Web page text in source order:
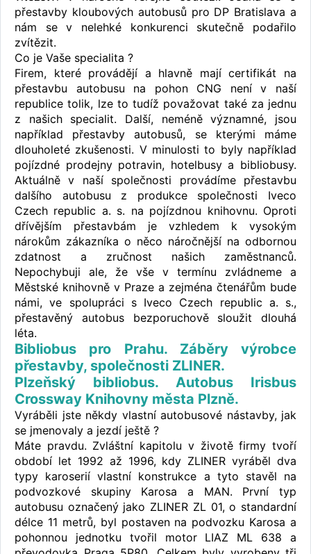
přestavby kloubových autobusů pro DP Bratislava a
nám se v nelehké konkurenci skutečně podařilo
zvítězit.
Co je Vaše specialita ?
Firem, které provádějí a hlavně mají certifikát na
přestavbu autobusu na pohon CNG není v naší
republice tolik, lze to tudíž považovat také za jednu
z našich specialit. Další, neméně významné, jsou
například přestavby autobusů, se kterými máme
dlouholeté zkušenosti. V minulosti to byly například
pojízdné prodejny potravin, hotelbusy a bibliobusy.
Aktuálně v naší společnosti provádíme přestavbu
dalšího autobusu z produkce společnosti Iveco
Czech republic a. s. na pojízdnou knihovnu. Oproti
dřívějším přestavbám je vzhledem k vysokým
nárokům zákazníka o něco náročnější na odbornou
zdatnost a zručnost našich zaměstnanců.
Nepochybuji ale, že vše v termínu zvládneme a
Městské knihovně v Praze a zejména čtenářům bude
námi, ve spolupráci s Iveco Czech republic a. s.,
přestavěný autobus bezporuchově sloužit dlouhá
léta.
Bibliobus pro Prahu. Záběry výrobce
přestavby, společnosti ZLINER.
Plzeňský bibliobus. Autobus Irisbus
Crossway Knihovny města Plzně.
Vyráběli jste někdy vlastní autobusové nástavby, jak
se jmenovaly a jezdí ještě ?
Máte pravdu. Zvláštní kapitolu v životě firmy tvoří
období let 1992 až 1996, kdy ZLINER vyráběl dva
typy karoserií vlastní konstrukce a tyto stavěl na
podvozkové skupiny Karosa a MAN. První typ
autobusu označený jako ZLINER ZL 01, o standardní
délce 11 metrů, byl postaven na podvozku Karosa a
pohonnou jednotku tvořil motor LIAZ ML 638 a